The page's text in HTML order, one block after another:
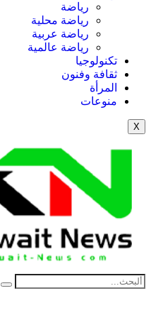
رياضة
رياضة محلية
رياضة عربية
رياضة عالمية
تكنولوجيا
ثقافة وفنون
المرأة
منوعات
X
NE
News Elementor